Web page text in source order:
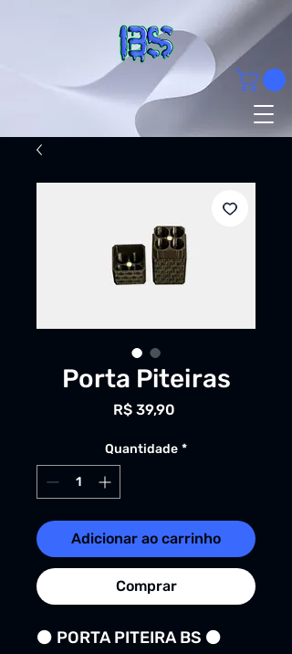
Porta Piteiras
R$ 39,90Preço
Quantidade *
Adicionar ao carrinho
Comprar
⚫️ PORTA PITEIRA BS ⚫️